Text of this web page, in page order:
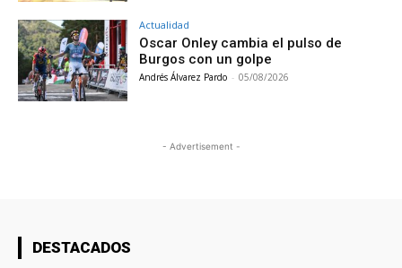
Actualidad
Oscar Onley cambia el pulso de
Burgos con un golpe
Andrés Álvarez Pardo - 05/08/2026
- Advertisement -
DESTACADOS